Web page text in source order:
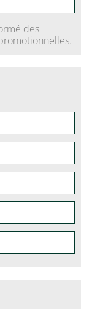
des